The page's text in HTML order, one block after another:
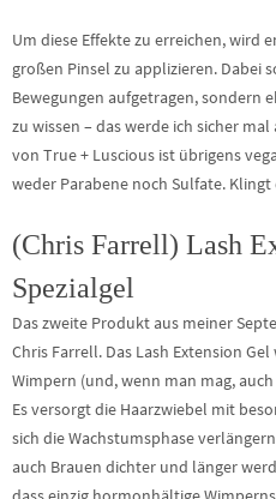
Um diese Effekte zu erreichen, wird
großen Pinsel zu applizieren. Dabei
Bewegungen aufgetragen, sondern
zu wissen – das werde ich sicher
von True + Luscious ist übrigens
weder Parabene noch Sulfate.
(Chris Farrell) Lash
Spezialgel
Das zweite Produkt aus meiner
Chris Farrell. Das Lash Extension
Wimpern (und, wenn man mag,
Es versorgt die Haarzwiebel mit
sich die Wachstumsphase
auch Brauen dichter und länger